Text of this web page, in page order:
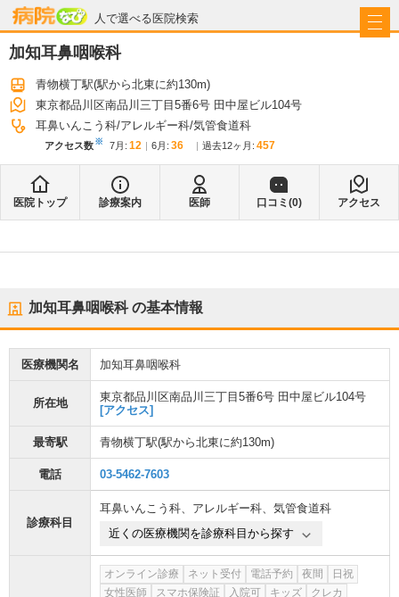
人で選べる医院検索
病院なび
加知耳鼻咽喉科
青物横丁駅(駅から北東に約130m)
東京都品川区南品川三丁目5番6号 田中屋ビル104号
耳鼻いんこう科 アレルギー科 気管食道科
アクセス数※ 7月 : 12 6月 : 36 過去12ヶ月: 457
医院トップ 診療案内 医師 口コミ(0) アクセス
加知耳鼻咽喉科の基本情報
医療機関名 加知耳鼻咽喉科
所在地
東京都品川区南品川三丁目5番6号 田中屋ビル104号
[アクセス]
最寄駅 青物横丁駅(駅から北東に約130m)
電話 03-5462-7603
診療科目
耳鼻いんこう科、 アレルギー科、 気管食道科
近くの医療機関を診療科目から探す
オンライン診療 ネット受付 電話予約 夜間
日祝
女性医師
スマホ保険証 入院可 キッズ
クレカ